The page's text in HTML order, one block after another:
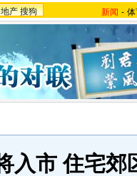
产 搜狗 新闻 -
入市 住宅郊